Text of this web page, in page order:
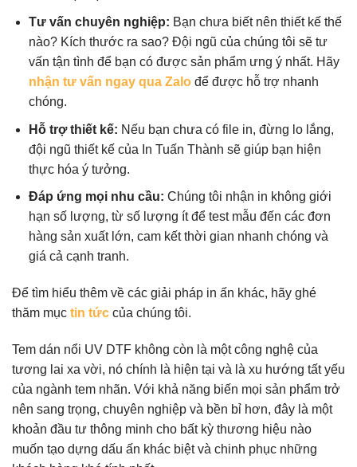
Tư vấn chuyên nghiệp: Bạn chưa biết nên thiết kế thế
nào? Kích thước ra sao? Đội ngũ của chúng tôi sẽ tư
vấn tận tình để bạn có được sản phẩm ưng ý nhất. Hãy
nhận tư vấn ngay qua Zalođể được hỗ trợ nhanh
chóng.
Hỗ trợ thiết kế: Nếu bạn chưa có file in, đừng lo lắng,
đội ngũ thiết kế của In Tuấn Thành sẽ giúp bạn hiện
thực hóa ý tưởng.
Đáp ứng mọi nhu cầu: Chúng tôi nhận in không giới
hạn số lượng, từ số lượng ít để test mẫu đến các đơn
hàng sản xuất lớn, cam kết thời gian nhanh chóng và
giá cả cạnh tranh.
Để tìm hiểu thêm về các giải pháp in ấn khác, hãy ghé
thăm mục tin tức của chúng tôi.
Tem dán nổi UV DTF không còn là một công nghệ của
tương lai xa vời, nó chính là hiện tại và là xu hướng tất yếu
của ngành tem nhãn. Với khả năng biến mọi sản phẩm trở
nên sang trọng, chuyên nghiệp và bền bỉ hơn, đây là một
khoản đầu tư thông minh cho bất kỳ thương hiệu nào
muốn tạo dựng dấu ấn khác biệt và chinh phục những